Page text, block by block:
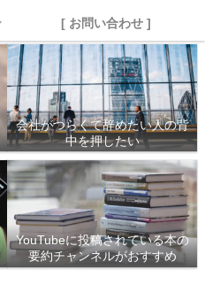
[ お問い合わせ ]
会社がつらくて辞めたい人の背
中を押したい
YouTubeに投稿されている本の
要約チャンネルがおすすめ